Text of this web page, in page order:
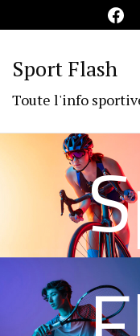
Sport Flash
Toute l'info